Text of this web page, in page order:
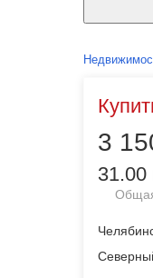
3
31.00